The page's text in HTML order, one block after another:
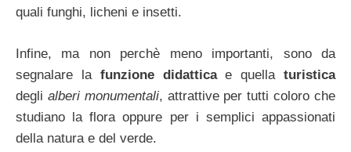
quali funghi, licheni e insetti.
Infine, ma non perchè meno importanti, sono da
segnalare la funzione didatticae quellaturistica
degli alberi monumentali, attrattive per tutti coloro che
studiano la flora oppure per i semplici appassionati
della natura e del verde.